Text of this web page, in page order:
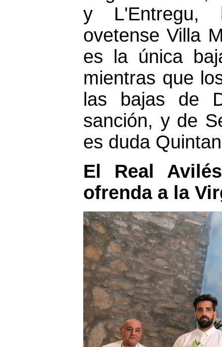
y L'Entregu,
ovetense Villa
es la única
mientras que
las bajas de
sanción, y de
es duda
El Real
ofrenda a la